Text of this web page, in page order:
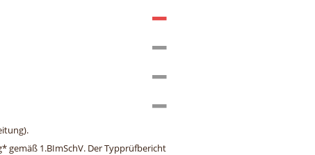
gemäß 1.BImSchV. Der Typprüfbericht